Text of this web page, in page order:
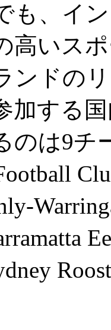
も、イ
高いス
ンドの
加する
のは9チ